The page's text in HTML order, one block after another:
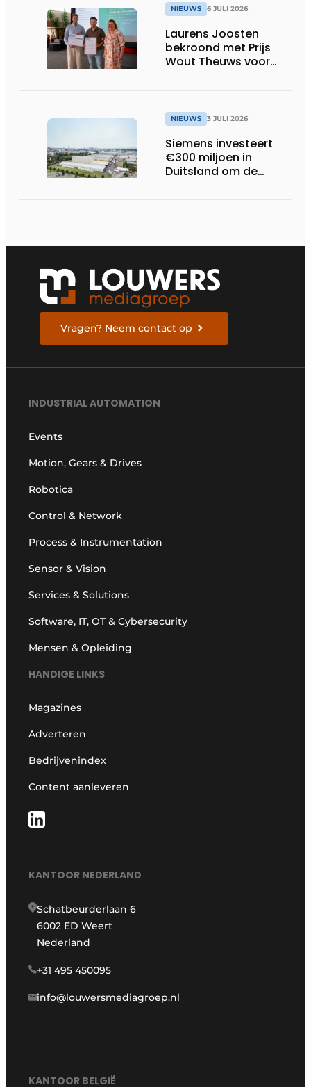
NIEUWS 6 JULI 2026
Laurens Joosten
bekroond met Prijs
Wout Theuws voor
NIEUWS 3 JULI 2026
Siemens investeert
€300 miljoen in
Duitsland om de
Vragen? Neem contact op
INDUSTRIAL AUTOMATION
Events
Motion, Gears & Drives
Robotica
Control & Network
Process & Instrumentation
Sensor & Vision
Services & Solutions
Software, IT, OT & Cybersecurity
Mensen & Opleiding
HANDIGE LINKS
Magazines
Adverteren
Bedrijvenindex
Content aanleveren
KANTOOR NEDERLAND
Schatbeurderlaan 6
6002 ED Weert
Nederland
+31 495 450095
info@louwersmediagroep.nl
KANTOOR BELGIË